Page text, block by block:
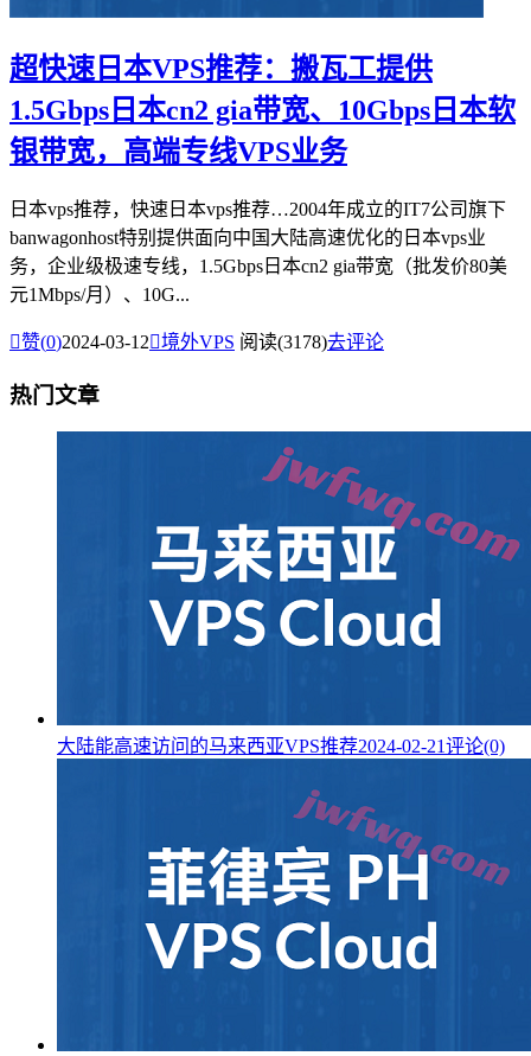
超快速日本VPS推荐：搬瓦工提供
1.5Gbps日本cn2 gia带宽、10Gbps日本软
银带宽，高端专线VPS业务
日本vps推荐，快速日本vps推荐…2004年成立的IT7公司旗下
banwagonhost特别提供面向中国大陆高速优化的日本vps业
务，企业级极速专线，1.5Gbps日本cn2 gia带宽（批发价80美
元1Mbps/月）、10G...
赞(0)2024-03-12境外VPS 阅读(3178)去评论
热门文章
大陆能高速访问的马来西亚VPS推荐2024-02-21评论(0)